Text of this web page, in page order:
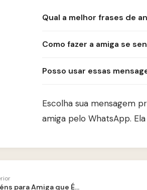
Qual a melhor frases de
Como fazer a amiga se
Posso usar essas
Escolha sua mensagem
amiga pelo WhatsApp.
Parabéns para Amiga que É Como Irmã